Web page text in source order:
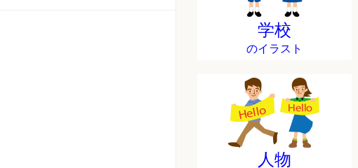
学校
のイラスト
人物